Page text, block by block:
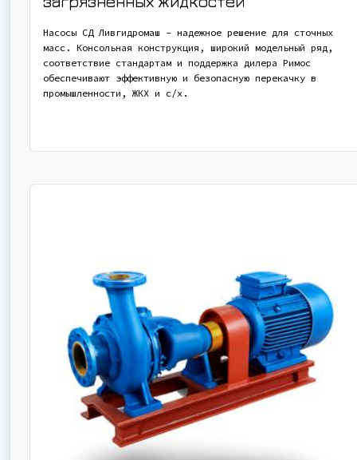
Насосы СД Ливгидромаш – надежное решение для сточных
масс. Консольная конструкция, широкий модельный ряд,
соответствие стандартам и поддержка дилера Римос
обеспечивают эффективную и безопасную перекачку в
промышленности, ЖКХ и с/х.